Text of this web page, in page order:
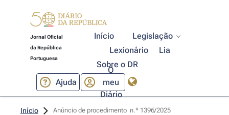
Jornal Oficial
da República
Portuguesa
Início
Legislação
Lexionário
Lia
Sobre o DR
Ajuda
O
meu
Diário
Início Anúncio de procedimento  n.º 1396/2025